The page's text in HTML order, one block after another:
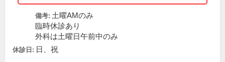
備考: 土曜AMのみ
臨時休診あり
外科は土曜日午前中のみ
休診日: 日、祝